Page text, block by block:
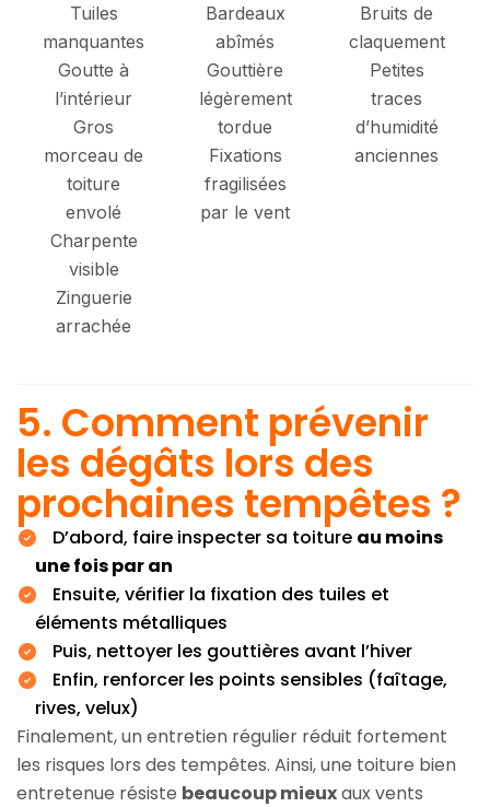
Tuiles
manquantes
Goutte à
l’intérieur
Gros
morceau de
toiture
envolé
Charpente
visible
Zinguerie
arrachée
Bardeaux
abîmés
Gouttière
légèrement
tordue
Fixations
fragilisées
par le vent
Bruits de
claquement
Petites
traces
d’humidité
anciennes
5. Comment prévenir
les dégâts lors des
prochaines tempêtes ?
D’abord, faire inspecter sa toiture au moins
une fois par an
Ensuite, vérifier la fixation des tuiles et
éléments métalliques
Puis, nettoyer les gouttières avant l’hiver
Enfin, renforcer les points sensibles (faîtage,
rives, velux)
Finalement, un entretien régulier réduit fortement
les risques lors des tempêtes. Ainsi, une toiture bien
entretenue résiste beaucoup mieuxaux vents